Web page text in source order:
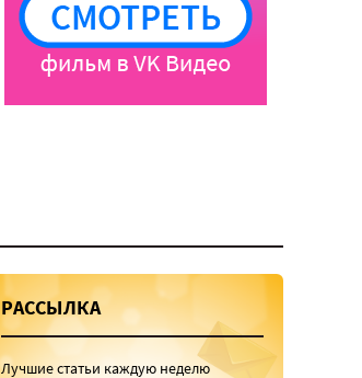
РАССЫЛКА
Лучшие статьи каждую неделю